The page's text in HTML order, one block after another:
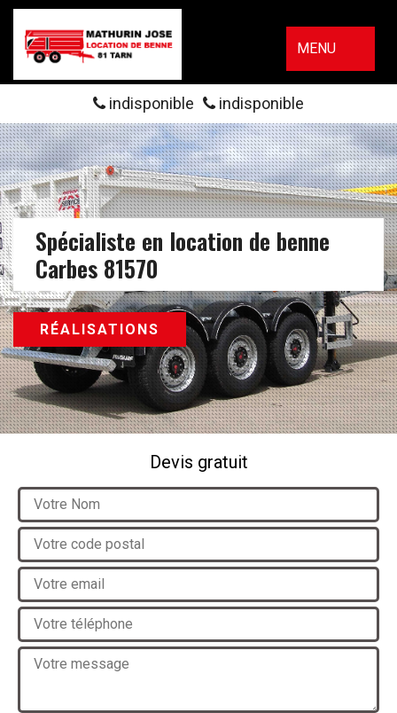
MENU
indisponible indisponible
Spécialiste en location de benne
Carbes 81570
RÉALISATIONS
Devis gratuit